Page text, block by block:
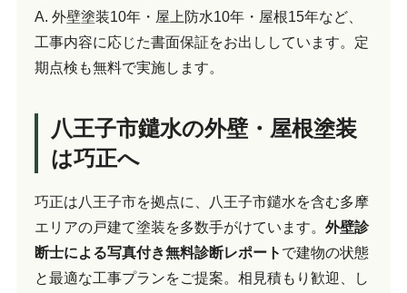
A. 外壁塗装10年・屋上防水10年・屋根15年など、
工事内容に応じた書面保証をお出ししています。定
期点検も無料で実施します。
八王子市鑓水の外壁・屋根塗装
は巧正へ
巧正は八王子市を拠点に、八王子市鑓水を含む多摩
エリアの戸建て塗装を多数手がけています。 外壁診
断士による写真付き無料診断レポート で建物の状態
と最適な工事プランをご提案。相見積もり歓迎、し